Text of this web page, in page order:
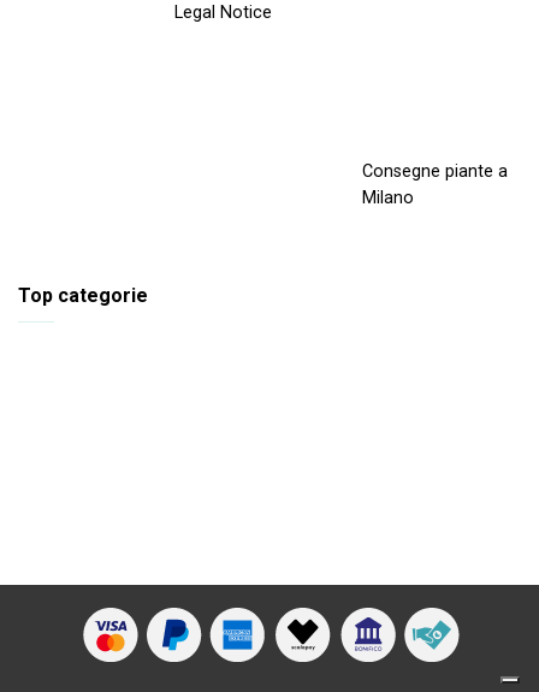
Legal Notice
Consegne piante a
Milano
Top categorie